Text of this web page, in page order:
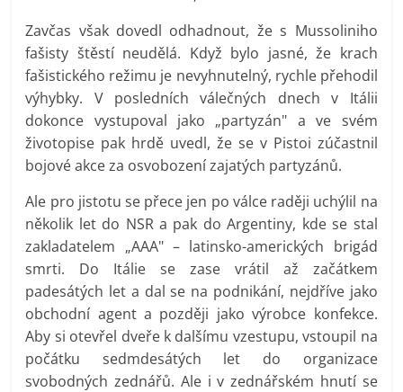
Zavčas však dovedl odhadnout, že s Mussoliniho
fašisty štěstí neudělá. Když bylo jasné, že krach
fašistického režimu je nevyhnutelný, rychle přehodil
výhybky. V posledních válečných dnech v Itálii
dokonce vystupoval jako „partyzán" a ve svém
životopise pak hrdě uvedl, že se v Pistoi zúčastnil
bojové akce za osvobození zajatých partyzánů.
Ale pro jistotu se přece jen po válce raději uchýlil na
několik let do NSR a pak do Argentiny, kde se stal
zakladatelem „AAA" – latinsko-amerických brigád
smrti. Do Itálie se zase vrátil až začátkem
padesátých let a dal se na podnikání, nejdříve jako
obchodní agent a později jako výrobce konfekce.
Aby si otevřel dveře k dalšímu vzestupu, vstoupil na
počátku sedmdesátých let do organizace
svobodných zednářů. Ale i v zednářském hnutí se